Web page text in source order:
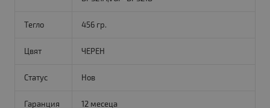
Тегло 456 гр.
Цвят ЧЕРЕН
Статус Нов
Гаранция 12 месеца